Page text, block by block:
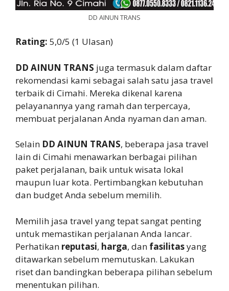
DD AINUN TRANS
Rating: 5,0/5 (1 Ulasan)
DD AINUN TRANS juga termasuk dalam daftar
rekomendasi kami sebagai salah satu jasa travel
terbaik di Cimahi. Mereka dikenal karena
pelayanannya yang ramah dan terpercaya,
membuat perjalanan Anda nyaman dan aman.
Selain DD AINUN TRANS, beberapa jasa travel
lain di Cimahi menawarkan berbagai pilihan
paket perjalanan, baik untuk wisata lokal
maupun luar kota. Pertimbangkan kebutuhan
dan budget Anda sebelum memilih.
Memilih jasa travel yang tepat sangat penting
untuk memastikan perjalanan Anda lancar.
Perhatikan reputasi, harga, dan fasilitasyang
ditawarkan sebelum memutuskan. Lakukan
riset dan bandingkan beberapa pilihan sebelum
menentukan pilihan.